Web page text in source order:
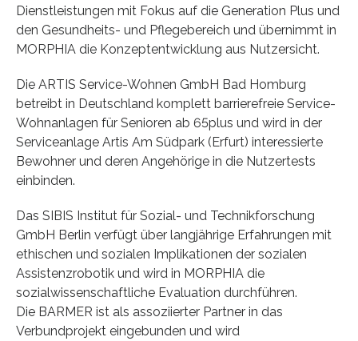
Dienstleistungen mit Fokus auf die Generation Plus und
den Gesundheits- und Pflegebereich und übernimmt in
MORPHIA die Konzeptentwicklung aus Nutzersicht.
Die ARTIS Service-Wohnen GmbH Bad Homburg
betreibt in Deutschland komplett barrierefreie Service-
Wohnanlagen für Senioren ab 65plus und wird in der
Serviceanlage Artis Am Südpark (Erfurt) interessierte
Bewohner und deren Angehörige in die Nutzertests
einbinden.
Das SIBIS Institut für Sozial- und Technikforschung
GmbH Berlin verfügt über langjährige Erfahrungen mit
ethischen und sozialen Implikationen der sozialen
Assistenzrobotik und wird in MORPHIA die
sozialwissenschaftliche Evaluation durchführen.
Die BARMER ist als assoziierter Partner in das
Verbundprojekt eingebunden und wird